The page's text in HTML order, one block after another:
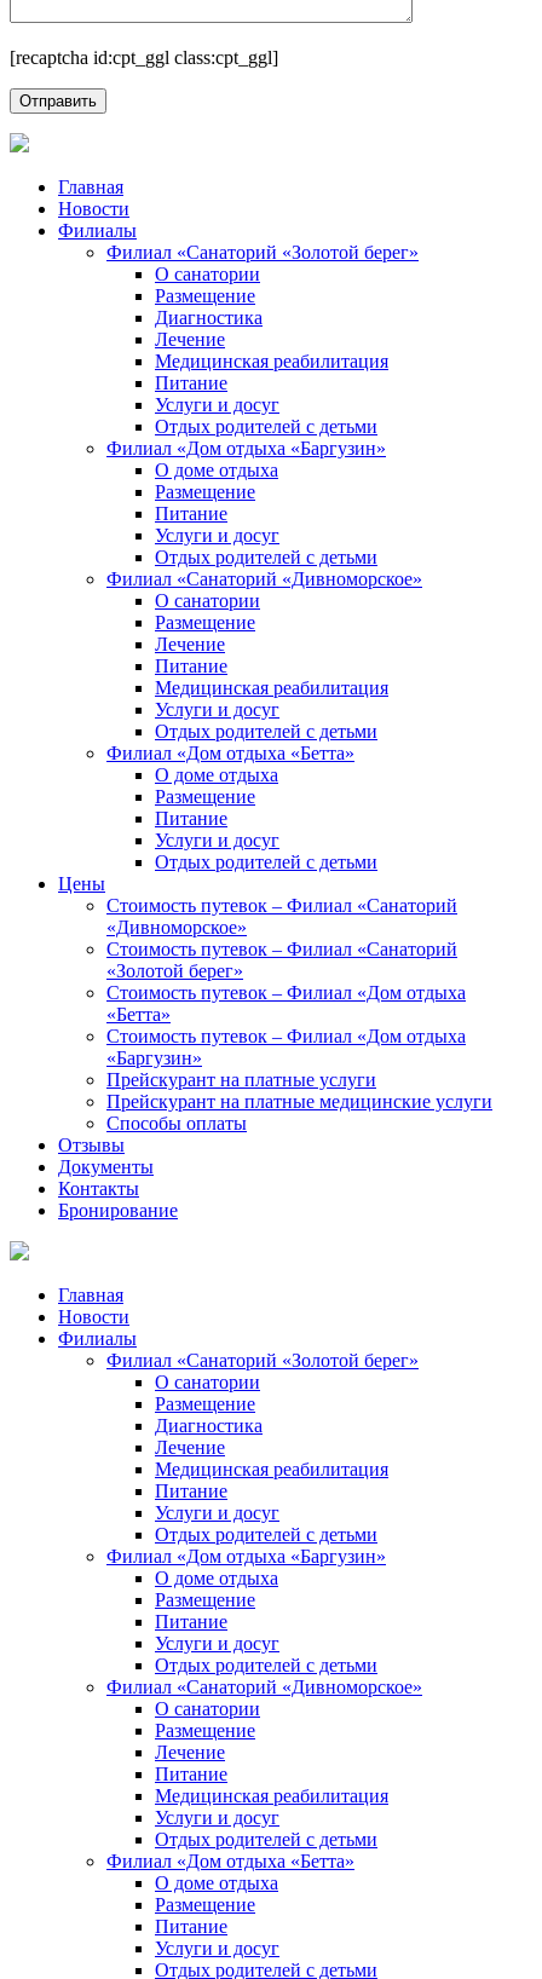
[recaptcha id:cpt_ggl class:cpt_ggl]
Главная
Новости
Филиалы
Филиал «Санаторий «Золотой берег»
О санатории
Размещение
Диагностика
Лечение
Медицинская реабилитация
Питание
Услуги и досуг
Отдых родителей с детьми
Филиал «Дом отдыха «Баргузин»
О доме отдыха
Размещение
Питание
Услуги и досуг
Отдых родителей с детьми
Филиал «Санаторий «Дивноморское»
О санатории
Размещение
Лечение
Питание
Медицинская реабилитация
Услуги и досуг
Отдых родителей с детьми
Филиал «Дом отдыха «Бетта»
О доме отдыха
Размещение
Питание
Услуги и досуг
Отдых родителей с детьми
Цены
Стоимость путевок – Филиал «Санаторий
«Дивноморское»
Стоимость путевок – Филиал «Санаторий
«Золотой берег»
Стоимость путевок – Филиал «Дом отдыха
«Бетта»
Стоимость путевок – Филиал «Дом отдыха
«Баргузин»
Прейскурант на платные услуги
Прейскурант на платные медицинские услуги
Способы оплаты
Отзывы
Документы
Контакты
Бронирование
Главная
Новости
Филиалы
Филиал «Санаторий «Золотой берег»
О санатории
Размещение
Диагностика
Лечение
Медицинская реабилитация
Питание
Услуги и досуг
Отдых родителей с детьми
Филиал «Дом отдыха «Баргузин»
О доме отдыха
Размещение
Питание
Услуги и досуг
Отдых родителей с детьми
Филиал «Санаторий «Дивноморское»
О санатории
Размещение
Лечение
Питание
Медицинская реабилитация
Услуги и досуг
Отдых родителей с детьми
Филиал «Дом отдыха «Бетта»
О доме отдыха
Размещение
Питание
Услуги и досуг
Отдых родителей с детьми